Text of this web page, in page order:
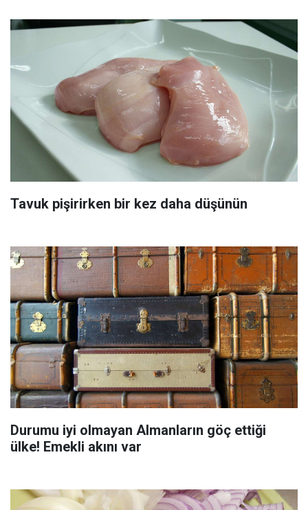
Tavuk pişirirken bir kez daha düşünün
Durumu iyi olmayan Almanların göç ettiği
ülke! Emekli akını var